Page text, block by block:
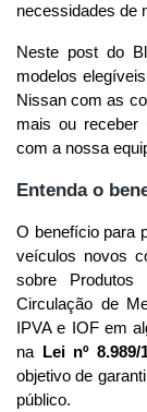
necessidades de
Neste post do
modelos
Nissan com as
mais ou receber
com a nossa
Entenda o
O benefício para
veículos novos
sobre Produtos
Circulação de
IPVA e IOF em
na
Lei nº 8.989/
objetivo de
público.